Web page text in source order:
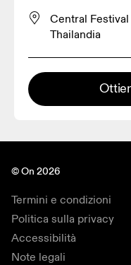
Central
Thailandia
© On 2026
Termini e condizioni
Politica sulla privacy
Accessibilità
Note legali